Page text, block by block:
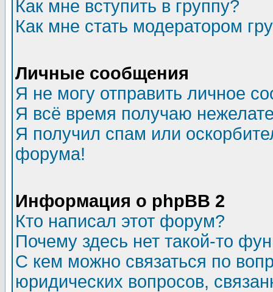
Как мне вступить в группу?
Как мне стать модератором
Личные сообщения
Я не могу отправить личное
Я всё время получаю
Я получил спам или
форума!
Информация о phpBB 2
Кто написал этот форум?
Почему здесь нет такой-то
С кем можно связаться по
юридических вопросов,